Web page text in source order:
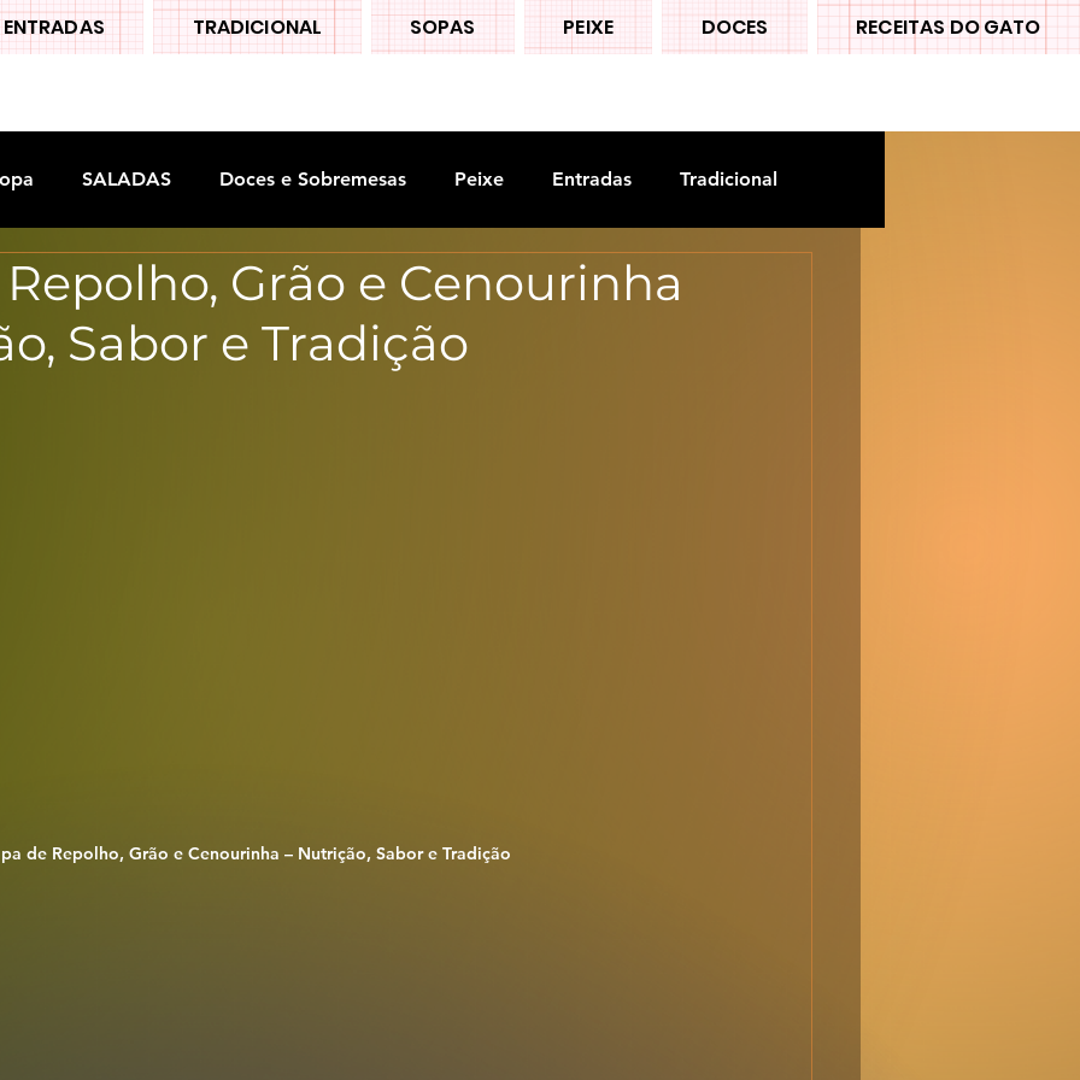
ENTRADAS TRADICIONAL SOPAS PEIXE DOCES RECEITAS DO GATO
SALADAS Doces e Sobremesas Peixe Entradas Tradicional
Legumes
Grão e Cenourinha
Sabor e Tradição
de Repolho, Grão e Cenourinha – Nutrição, Sabor e Tradição